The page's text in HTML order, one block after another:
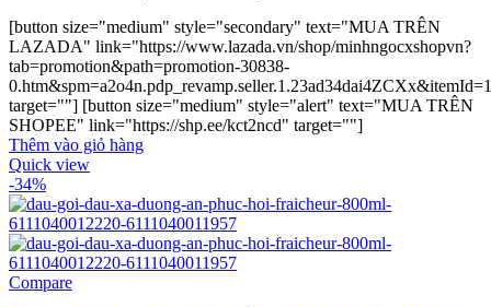
[button size="medium" style="secondary" text="MUA TRÊN
LAZADA" link="https://www.lazada.vn/shop/minhngocxshopvn?
tab=promotion&path=promotion-30838-
target=""] [button size="medium" style="alert" text="MUA TRÊN
SHOPEE" link="https://shp.ee/kct2ncd" target=""]
Thêm vào giỏ hàng
Quick view
-34%
Compare